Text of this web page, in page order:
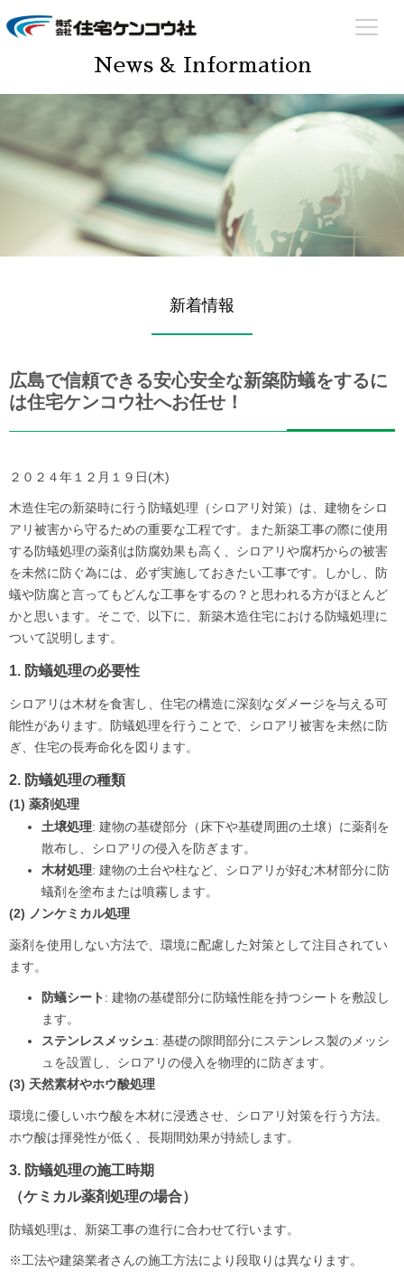
住宅ケンコウ社
住まいのあらゆる場面でサポート致します！
News & Information
新着情報
広島で信頼できる安心安全な新築防蟻をするに
は住宅ケンコウ社へお任せ！
２０２４年１２月１９日(木)
木造住宅の新築時に行う防蟻処理（シロアリ対策）は、建物をシロ
アリ被害から守るための重要な工程です。また新築工事の際に使用
する防蟻処理の薬剤は防腐効果も高く、シロアリや腐朽からの被害
を未然に防ぐ為には、必ず実施しておきたい工事です。しかし、防
蟻や防腐と言ってもどんな工事をするの？と思われる方がほとんど
かと思います。そこで、以下に、新築木造住宅における防蟻処理に
ついて説明します。
1. 防蟻処理の必要性
シロアリは木材を食害し、住宅の構造に深刻なダメージを与える可
能性があります。防蟻処理を行うことで、シロアリ被害を未然に防
ぎ、住宅の長寿命化を図ります。
2. 防蟻処理の種類
(1) 薬剤処理
土壌処理: 建物の基礎部分（床下や基礎周囲の土壌）に薬剤を
散布し、シロアリの侵入を防ぎます。
木材処理: 建物の土台や柱など、シロアリが好む木材部分に防
蟻剤を塗布または噴霧します。
(2) ノンケミカル処理
薬剤を使用しない方法で、環境に配慮した対策として注目されてい
ます。
防蟻シート : 建物の基礎部分に防蟻性能を持つシートを敷設し
ます。
ステンレスメッシュ: 基礎の隙間部分にステンレス製のメッシ
ュを設置し、シロアリの侵入を物理的に防ぎます。
(3) 天然素材やホウ酸処理
環境に優しいホウ酸を木材に浸透させ、シロアリ対策を行う方法。
ホウ酸は揮発性が低く、長期間効果が持続します。
3. 防蟻処理の施工時期
（ケミカル薬剤処理の場合）
防蟻処理は、新築工事の進行に合わせて行います。
※工法や建築業者さんの施工方法により段取りは異なります。